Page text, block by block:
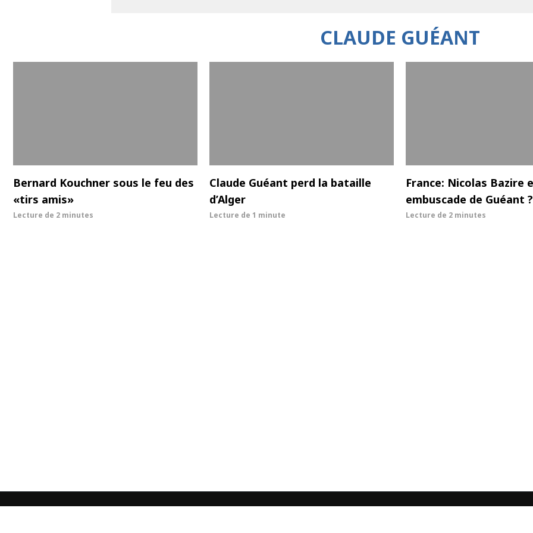
CLAUDE GUÉANT
Bernard Kouchner sous le feu des
«tirs amis»
Lecture de 2 minutes
Claude Guéant perd la bataille
d’Alger
Lecture de 1 minute
France: Nicolas Bazire
embuscade de Guéant ?
Lecture de 2 minutes